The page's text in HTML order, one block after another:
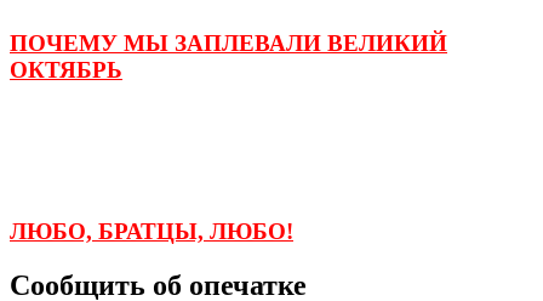
ПОЧЕМУ МЫ ЗАПЛЕВАЛИ ВЕЛИКИЙ
ОКТЯБРЬ
ЛЮБО, БРАТЦЫ, ЛЮБО!
Сообщить об опечатке